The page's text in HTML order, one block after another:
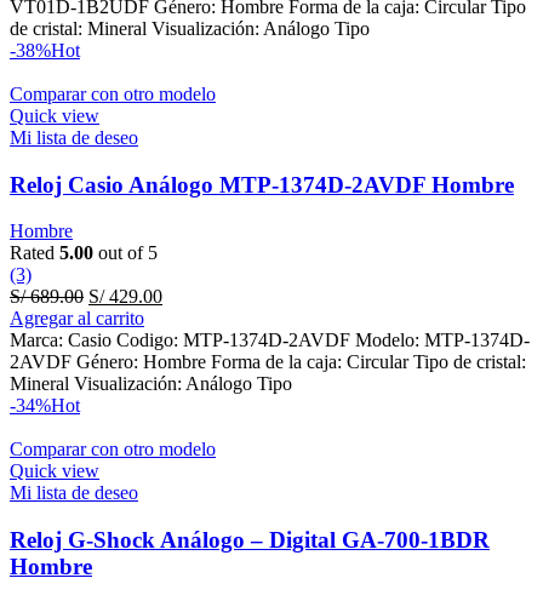
S/ 449.00.S/ 279.00.
VT01D-1B2UDF Género: Hombre Forma de la caja: Circular Tipo
de cristal: Mineral Visualización: Análogo Tipo
-38%Hot
Comparar con otro modelo
Quick view
Mi lista de deseo
Reloj Casio Análogo MTP-1374D-2AVDF Hombre
Hombre
Rated 5.00 out of 5
(3)
S/689.00 Original
price
was:
S/ 689.00.
S/429.00Current
is:
S/ 429.00.
Agregar al carrito
Marca: Casio Codigo: MTP-1374D-2AVDF Modelo: MTP-1374D-
2AVDF Género: Hombre Forma de la caja: Circular Tipo de cristal:
Mineral Visualización: Análogo Tipo
-34%Hot
Comparar con otro modelo
Quick view
Mi lista de deseo
Reloj G-Shock Análogo – Digital GA-700-1BDR
Hombre